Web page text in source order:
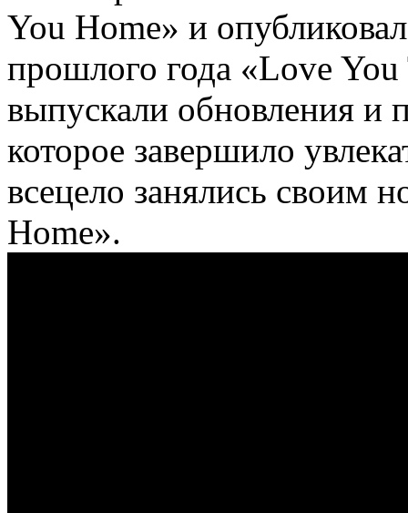
You Home» и
прошлого года «Love
выпускали обновления и
которое завершило
всецело занялись своим
Home».